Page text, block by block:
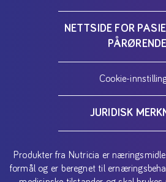
NETTSIDE FOR
PÅRØRENDE
Cookie-
JURIDISK
Produkter fra Nutricia er
formål og er beregnet til